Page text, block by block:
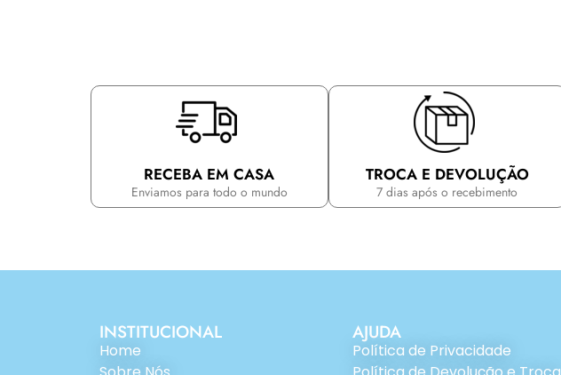
RECEBA EM CASA
Enviamos para todo o mundo
TROCA E DEVOLUÇÃO
7 dias após o recebimento
INSTITUCIONAL
Home
AJUDA
Política de Privacidade